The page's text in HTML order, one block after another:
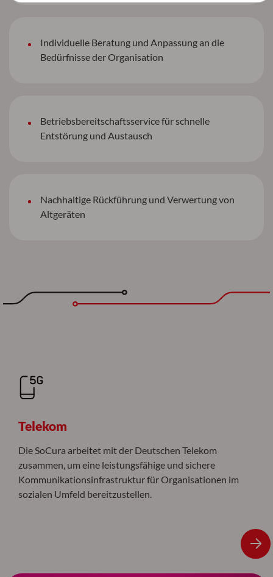
Individuelle Beratung und Anpassung an die
Bedürfnisse der Organisation
Betriebsbereitschaftsservice für schnelle
Entstörung und Austausch
Nachhaltige Rückführung und Verwertung von
Altgeräten
Telekom
Die SoCura arbeitet mit der Deutschen Telekom
zusammen, um eine leistungsfähige und sichere
Kommunikationsinfrastruktur für Organisationen im
sozialen Umfeld bereitzustellen.